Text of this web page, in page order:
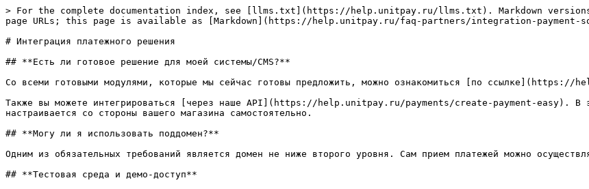
> For the complete documentation index, see [llms.txt](https://help.unitpay.ru/llms.txt). Markdown
page URLs; this page is available as [Markdown](https://help.unitpay.ru/faq-partners/integration-payment-
# Интеграция платежного решения
## **Есть ли готовое решение для моей системы/CMS?**
Со всеми готовыми модулями, которые мы сейчас готовы предложить, можно ознакомиться [по
Также вы можете интегрироваться [через наше API](https://help.unitpay.ru/payments/create-payment-easy). В
настраивается со стороны вашего магазина самостоятельно.
## **Могу ли я использовать поддомен?**
Одним из обязательных требований является домен не ниже второго уровня. Сам прием платежей можно
## **Тестовая среда и демо-доступ**